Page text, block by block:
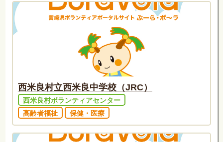
西米良村立西米良中学校（JRC）
西米良村ボランティアセンター
高齢者福祉
保健・医療